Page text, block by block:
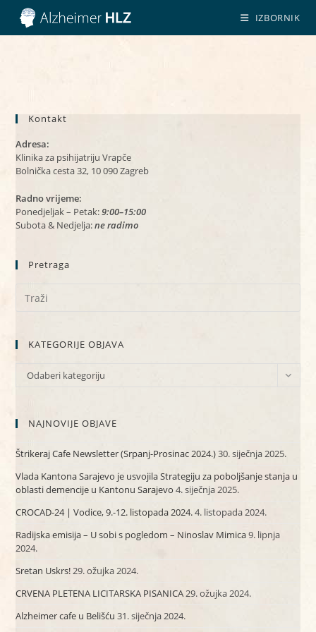
Preskoči
sadržaj
IZBORNIK
Kontakt
Adresa:
Klinika za psihijatriju Vrapče
Bolnička cesta 32, 10 090 Zagreb
Radno vrijeme:
Ponedjeljak – Petak:9:00–15:00
Subota & Nedjelja:ne radimo
Pretraga
KATEGORIJE OBJAVA
KATEGORIJE
Odaberi kategoriju
NAJNOVIJE OBJAVE
Štrikeraj Cafe Newsletter (Srpanj-Prosinac 2024.)30. siječnja 2025.
Vlada Kantona Sarajevo je usvojila Strategiju za poboljšanje stanja u
oblasti demencije u Kantonu Sarajevo 4. siječnja 2025.
CROCAD-24 | Vodice, 9.-12. listopada 2024.4. listopada 2024.
Radijska emisija – U sobi s pogledom – Ninoslav Mimica9. lipnja
2024.
Sretan Uskrs!29. ožujka 2024.
CRVENA PLETENA LICITARSKA PISANICA29. ožujka 2024.
Alzheimer cafe u Belišću 31. siječnja 2024.